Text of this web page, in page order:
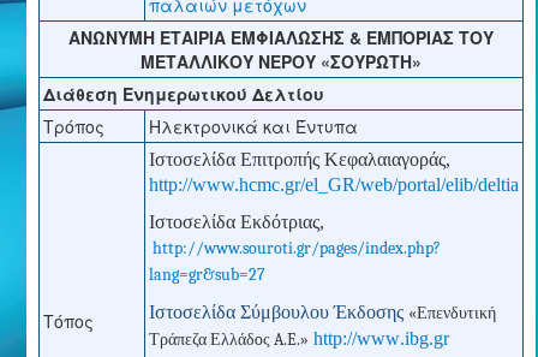
παλαιών μετόχων
ΑΝΩΝΥΜΗ ΕΤΑΙΡΙΑ ΕΜΦΙΑΛΩΣΗΣ & ΕΜΠΟΡΙΑΣ ΤΟΥ
ΜΕΤΑΛΛΙΚΟΥ ΝΕΡΟΥ «ΣΟΥΡΩΤΗ»
Διάθεση Ενημερωτικού Δελτίου
Τρόπος
Ηλεκτρονικά και Έντυπα
Τόπος
Ιστοσελίδα Επιτροπής Κεφαλαιαγοράς,
http://www.hcmc.gr/el_GR/web/portal/elib/deltia
Ιστοσελίδα Εκδότριας,
http://www.souroti.gr/pages/index.php?
lang=gr&sub=27
Ιστοσελίδα Σύμβουλου Έκδοσης «Επενδυτική
Τράπεζα Ελλάδoς A.E.» http://www.ibg.gr